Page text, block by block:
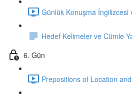
Günlük Konuşma
Hedef Kelimeler ve Cümle
6. Gün
Prepositions of Location